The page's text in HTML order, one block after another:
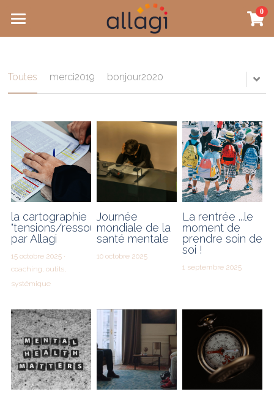
0
Accueil
Santé mentale et RPS
Jeux pédagogiques
Qui sommes-nous ?
Contact
Le blog
CONTACT
Toutes merci2019 bonjour2020
la cartographie
"tensions/ressources"
par Allagi
15 octobre 2025·
coaching, outils,
systémique
Journée
mondiale de la
santé mentale
10 octobre 2025
La rentrée ...le
moment de
prendre soin de
soi !
1 septembre 2025
×
LES CATÉGORIES DE LA BOUTIQUE ×
CATÉGORIES DE BLOG